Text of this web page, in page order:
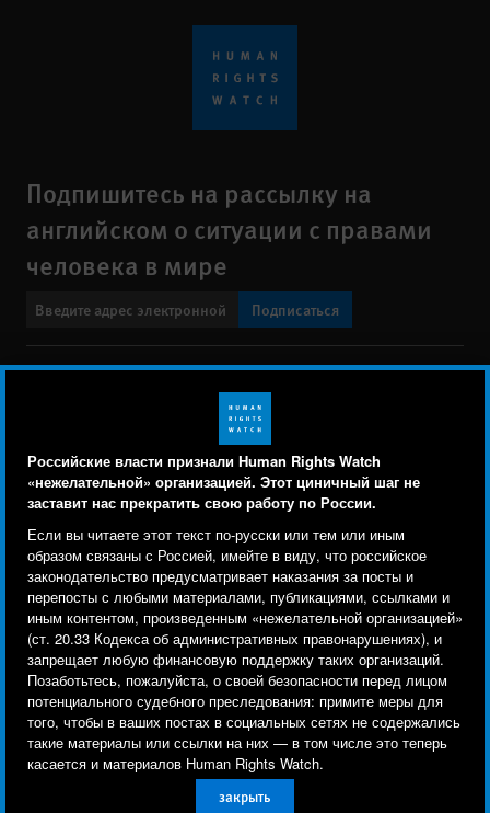
Российские власти признали Human Rights Watch
«нежелательной» организацией. Этот циничный шаг не
заставит нас прекратить свою работу по России.
Если вы читаете этот текст по-русски или тем или иным
образом связаны с Россией, имейте в виду, что российское
законодательство предусматривает наказания за посты и
перепосты с любыми материалами, публикациями, ссылками и
иным контентом, произведенным «нежелательной организацией»
(ст. 20.33 Кодекса об административных правонарушениях), и
запрещает любую финансовую поддержку таких организаций.
Позаботьтесь, пожалуйста, о своей безопасности перед лицом
потенциального судебного преследования: примите меры для
того, чтобы в ваших постах в социальных сетях не содержались
такие материалы или ссылки на них — в том числе это теперь
касается и материалов Human Rights Watch.
закрыть
Подпишитесь на рассылку на
английском о ситуации с правами
человека в мире
Подписаться
Свяжитесь с нами
menu
Заявление о политике конфиденциальности
Карта сайта
Text Version
© 2026 Human Rights Watch
Human Rights Watch| 350 Fifth Avenue, 34th Floor | New York,NY
10118-3299USA|t1.212.290.4700
Human Rights Watchis a 501(C)(3) nonprofit registered in the US
under EIN: 13-2875808
Human Rights Watch cookie preferences
Мы используем файлы cookie, технологии
отслеживания и сторонние аналитические
инструменты, чтобы лучше понять, кто посещает
сайт, и улучшить ваш опыт взаимодействия с ним.
Используя наш сайт, вы соглашаетесь с этим.
Ознакомьтесь с нашей политикой
конфиденциальности,чтобы узнать, для чего
используются файлы cookie и как изменить ваши
настройки.